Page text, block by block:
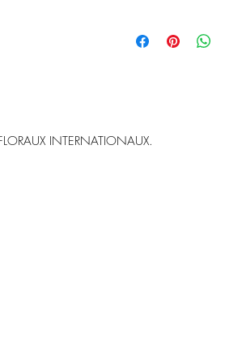
selon les saisons et les
INTERNATIONAUX.